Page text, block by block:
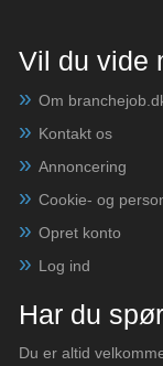
Vil du vide
Om
Kontakt os
Annoncering
Cookie- og
Opret konto
Log ind
Har du
Du er altid